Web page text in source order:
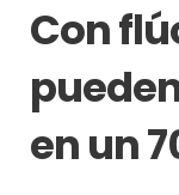
Con
en un